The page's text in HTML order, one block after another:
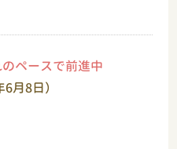
ペースで前進中
6月8日）